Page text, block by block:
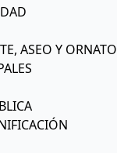
ASEO Y ORNATO